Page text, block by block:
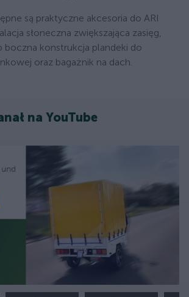
są praktyczne akcesoria do ARI
słoneczna zwiększająca zasięg,
boczna konstrukcja plandeki do
oraz bagażnik na dach.
na YouTube